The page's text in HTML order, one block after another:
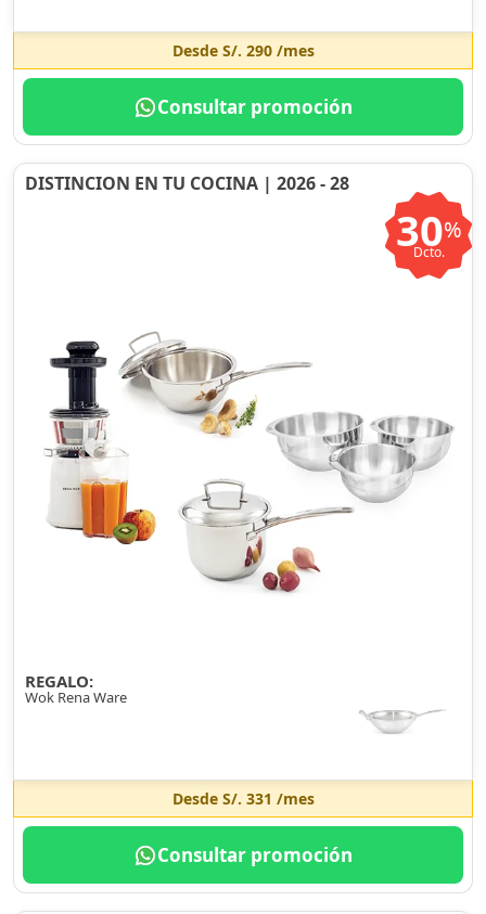
Desde S/. 290/mes
Consultar promoción
DISTINCION EN TU COCINA | 2026 - 28
30%
Dcto.
REGALO:
Wok Rena Ware
Desde S/. 331 /mes
Consultar promoción